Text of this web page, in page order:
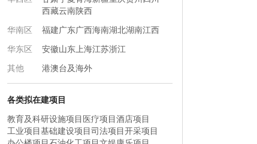
西藏云南陕西
华南区
福建广东广西海南湖北湖南江西
华东区
安徽山东上海江苏浙江
其他
港澳台及海外
各类拟在建项目
教育及科研设施项目医疗项目酒店项目
工业项目基础建设项目司法项目开采项目